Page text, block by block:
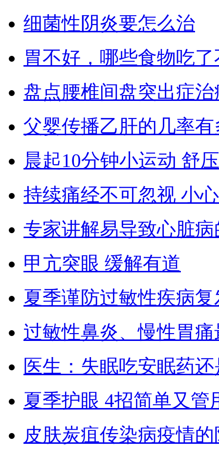
细菌性阴炎要怎么治
胃不好，哪些食物吃
盘点腰椎间盘突出症
父婴传播乙肝的几率有
晨起10分钟小运动 舒
持续痛经不可忽视 小
专家讲解易导致心脏
甲亢突眼 缓解有道
夏季谨防过敏性疾病复
过敏性鼻炎、慢性胃
医生：失眠吃安眠药
夏季护眼 4招简单又管
皮肤炭疽传染病疫情